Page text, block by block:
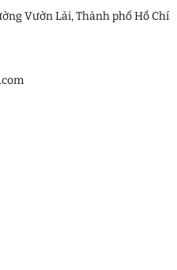
Vườn Lài, Thành phố Hồ Chí